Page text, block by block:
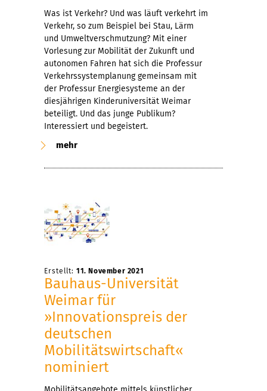
Was ist Verkehr? Und was läuft verkehrt im
Verkehr, so zum Beispiel bei Stau, Lärm
und Umweltverschmutzung? Mit einer
Vorlesung zur Mobilität der Zukunft und
autonomen Fahren hat sich die Professur
Verkehrssystemplanung gemeinsam mit
der Professur Energiesysteme an der
diesjährigen Kinderuniversität Weimar
beteiligt. Und das junge Publikum?
Interessiert und begeistert.
mehr
Erstellt: 11. November 2021
Bauhaus-Universität
Weimar für
»Innovationspreis der
deutschen
Mobilitätswirtschaft«
nominiert